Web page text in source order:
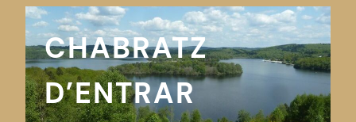
Aller
contenuCHABRATZ
D’ENTRAR